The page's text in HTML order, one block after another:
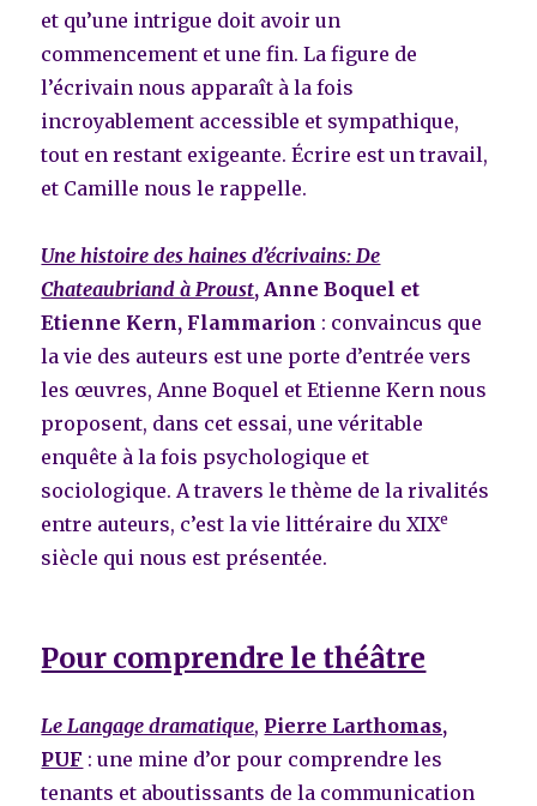
et qu’une intrigue doit avoir un
commencement et une fin. La figure de
l’écrivain nous apparaît à la fois
incroyablement accessible et sympathique,
tout en restant exigeante. Écrire est un travail,
et Camille nous le rappelle.
Une histoire des haines d’écrivains: De
Chateaubriand à Proust, Anne Boquel et
Etienne Kern, Flammarion : convaincus que
la vie des auteurs est une porte d’entrée vers
les œuvres, Anne Boquel et Etienne Kern nous
proposent, dans cet essai, une véritable
enquête à la fois psychologique et
sociologique. A travers le thème de la rivalités
entre auteurs, c’est la vie littéraire du XIXe
siècle qui nous est présentée.
Pour comprendre le théâtre
Le Langage dramatique, Pierre Larthomas,
PUF : une mine d’or pour comprendre les
tenants et aboutissants de la communication